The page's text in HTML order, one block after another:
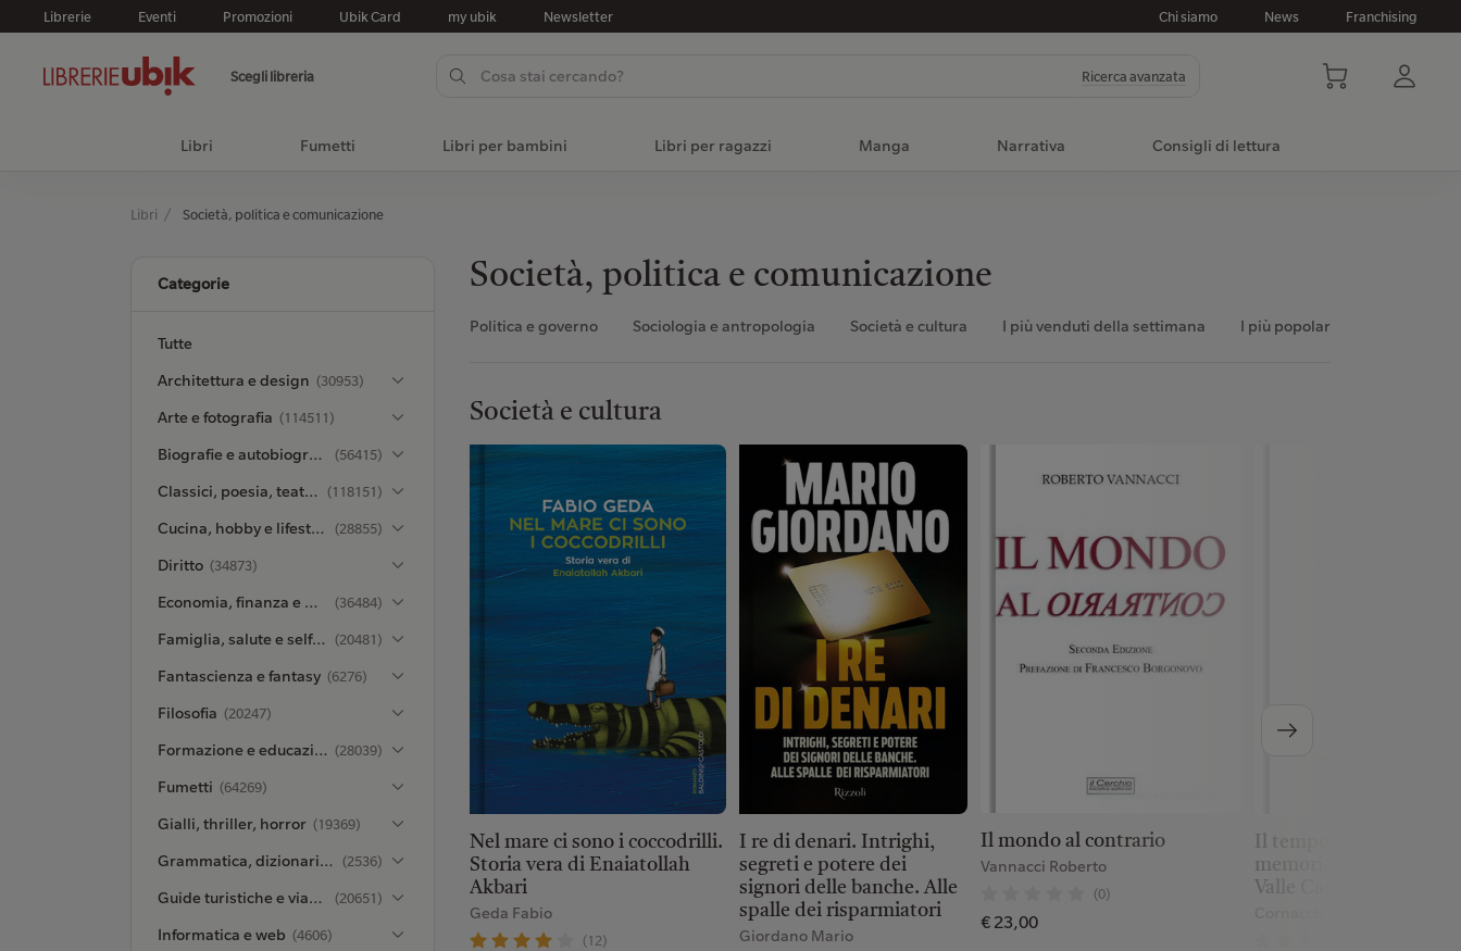
Librerie Eventi Promozioni Ubik Card my ubik Newsletter Chi siamo News Franchising
Scegli libreria Ricerca avanzata
Libri Fumetti Libri per bambini Libri per ragazzi Manga Narrativa Consigli di lettura
Libri Società, politica e comunicazione
Categorie
Tutte
Architettura e design (30953)
Arte e fotografia (114511)
Biografie e autobiografie (56415)
Classici, poesia, teatro e critica (118151)
Cucina, hobby e lifestyle (28855)
Diritto (34873)
Economia, finanza e managementt (36484)
Famiglia, salute e self-help (20481)
Fantascienza e fantasy (6276)
Filosofia (20247)
Formazione e educazione (28039)
Fumetti (64269)
Gialli, thriller, horror (19369)
Grammatica, dizionari ed enciclopedie (2536)
Guide turistiche e viaggi (20651)
Informatica e web (4606)
Società, politica e comunicazione
Politica e governo Sociologia e antropologia Società e cultura I più venduti della settimana I più popolari
Società e cultura
Nel mare ci sono i coccodrilli.
Storia vera di Enaiatollah
Akbari
Geda Fabio
(12)
I re di denari. Intrighi,
segreti e potere dei
signori delle banche. Alle
spalle dei risparmiatori
Giordano Mario
Il mondo al contrario
Vannacci Roberto
(0)
€ 23,00
Il tempo vissuto.
memorie. Santa Rufina
Valle Castellana